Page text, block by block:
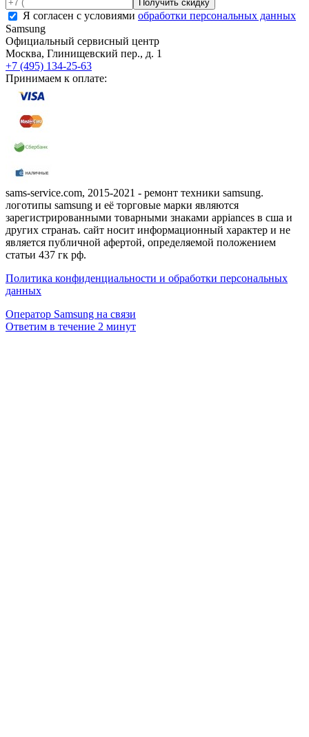
Я согласен с условиями обработки персональных данных
Samsung
Официальный сервисный центр
Москва, Глинищевский пер., д. 1
+7 (495) 134-25-63
Принимаем к оплате:
sams-service.com, 2015-2021 - ремонт техники samsung.
логотипы samsung и её торговые марки являются
зарегистрированными товарными знаками appiances в сша и
других странаъ. сайт носит информационный характер и не
является публичной афертой, определяемой положением
статьи 437 гк рф.
Политика конфиденциальности и обработки персональных
данных
Оператор Samsung на связи
Ответим в течение 2 минут